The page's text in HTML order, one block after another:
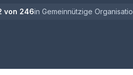
von 246in Gemeinnützige